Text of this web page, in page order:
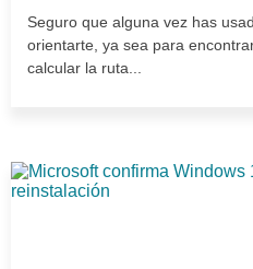
Seguro que alguna vez has
orientarte, ya sea para
calcular la ruta...